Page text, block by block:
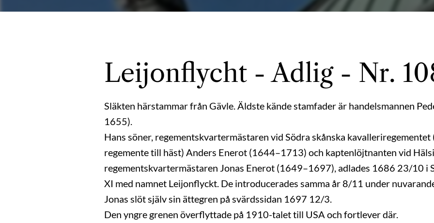
Leijonflycht - Adlig - Nr.
Släkten härstammar från Gävle. Äldste kände stamfader är handelsmannen
1655).
Hans söner, regementskvartermästaren vid Södra skånska
regemente till häst) Anders Enerot (1644–1713) och kaptenlöjtnanten vid
regementskvartermästaren Jonas Enerot (1649–1697), adlades 1686 23/10 i
XI med namnet Leijonflyckt. De introducerades samma år 8/11 under
Jonas slöt själv sin ättegren på svärdssidan 1697 12/3.
Den yngre grenen överflyttade på 1910-talet till USA och fortlever där.